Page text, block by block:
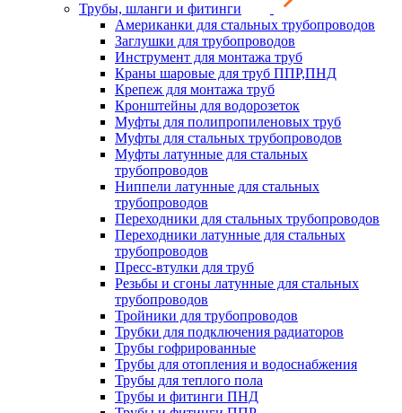
Трубы, шланги и фитинги
Американки для стальных трубопроводов
Заглушки для трубопроводов
Инструмент для монтажа труб
Краны шаровые для труб ППР,ПНД
Крепеж для монтажа труб
Кронштейны для водорозеток
Муфты для полипропиленовых труб
Муфты для стальных трубопроводов
Муфты латунные для стальных
трубопроводов
Ниппели латунные для стальных
трубопроводов
Переходники для стальных трубопроводов
Переходники латунные для стальных
трубопроводов
Пресс-втулки для труб
Резьбы и сгоны латунные для стальных
трубопроводов
Тройники для трубопроводов
Трубки для подключения радиаторов
Трубы гофрированные
Трубы для отопления и водоснабжения
Трубы для теплого пола
Трубы и фитинги ПНД